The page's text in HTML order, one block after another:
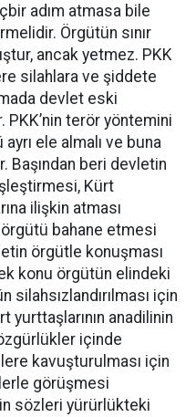
adım atmasa bile
Örgütün sınır
ancak yetmez. PKK
silahlara ve şiddete
devlet eski
PKK’nin terör yöntemini
ele almalı ve buna
beri devletin
Kürt
ilişkin atması
bahane etmesi
örgütle konuşması
konu örgütün elindeki
için
yurttaşlarının anadilinin
içinde
kavuşturulması için
görüşmesi
sözleri yürürlükteki